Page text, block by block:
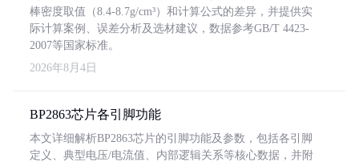
棒密度取值（8.4-8.7g/cm³）和计算公式的差异，并提供实
际计算案例、误差分析及选材建议，数据参考GB/T 4423-
2007等国家标准。
2026年8月4日
BP2863芯片各引脚功能
本文详细解析BP2863芯片的引脚功能及参数，包括各引脚
定义、典型电压/电流值、内部逻辑关系等核心数据，并附